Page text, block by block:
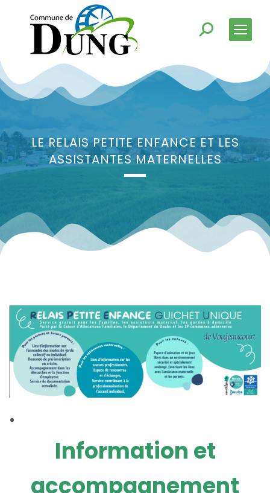
LE RELAIS PETITE ENFANCE ET LES
ASSISTANTES MATERNELLES
Information et
accompagnement